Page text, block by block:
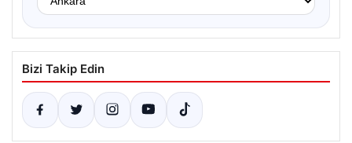
Bizi Takip Edin